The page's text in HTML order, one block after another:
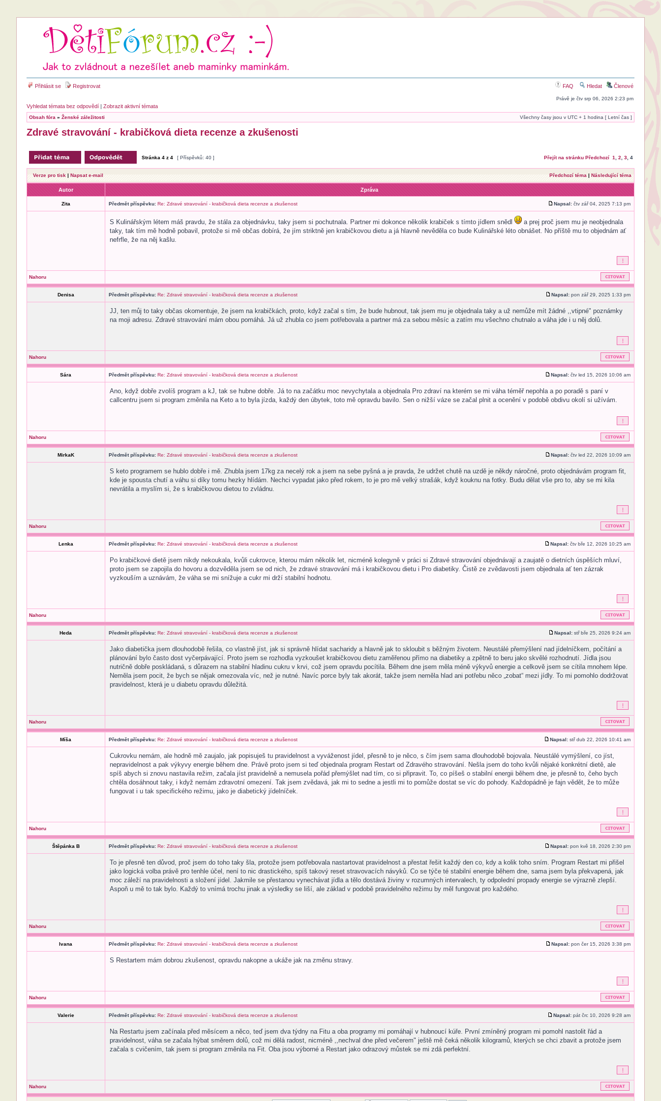
Přihlásit se Registrovat FAQ Hledat Členové
Právě je čtv srp 06, 2026 2:23 pm
Vyhledat témata bez odpovědí| Zobrazit aktivní témata
Obsah fóra » Ženské záležitosti Všechny časy jsou v UTC + 1 hodina [ Letní čas ]
Zdravé stravování - krabičková dieta recenze a zkušenosti
Stránka 4z 4 [ Příspěvků: 40 ] Přejít na stránku Předchozí 1 2 3, 4
Verze pro tisk | Napsat e-mail Předchozí téma | Následující téma
Autor Zpráva
Zita Předmět příspěvku: Re: Zdravé stravování - krabičková dieta recenze a zkušenost Napsal:čtv zář 04, 2025 7:13 pm
S Kulinářským létem máš pravdu, že stála za objednávku, taky jsem si pochutnala. Partner mi dokonce několik krabiček s tímto jídlem snědl
a prej proč jsem mu je neobjednala
taky, tak tím mě hodně pobavil, protože si mě občas dobírá, že jím striktně jen krabičkovou dietu a já hlavně nevěděla co bude Kulinářské léto obnášet. No příště mu to objednám ať
nefrfle, že na něj kašlu.
Nahoru
Denisa Předmět příspěvku: Re: Zdravé stravování - krabičková dieta recenze a zkušenost Napsal:pon zář 29, 2025 1:33 pm
JJ, ten můj to taky občas okomentuje, že jsem na krabičkách, proto, když začal s tím, že bude hubnout, tak jsem mu je objednala taky a už nemůže mít žádné ,,vtipné" poznámky
na moji adresu. Zdravé stravování mám obou pomáhá. Já už zhubla co jsem potřebovala a partner má za sebou měsíc a zatím mu všechno chutnalo a váha jde i u něj dolů.
Nahoru
Sára Předmět příspěvku: Re: Zdravé stravování - krabičková dieta recenze a zkušenost Napsal:čtv led 15, 2026 10:06 am
Ano, když dobře zvolíš program a kJ, tak se hubne dobře. Já to na začátku moc nevychytala a objednala Pro zdraví na kterém se mi váha téměř nepohla a po poradě s paní v
callcentru jsem si program změnila na Keto a to byla jízda, každý den úbytek, toto mě opravdu bavilo. Sen o nižší váze se začal plnit a ocenění v podobě obdivu okolí si užívám.
Nahoru
MirkaK Předmět příspěvku: Re: Zdravé stravování - krabičková dieta recenze a zkušenost Napsal:čtv led 22, 2026 10:09 am
S keto programem se hublo dobře i mě. Zhubla jsem 17kg za necelý rok a jsem na sebe pyšná a je pravda, že udržet chutě na uzdě je někdy náročné, proto objednávám program fit,
kde je spousta chutí a váhu si díky tomu hezky hlídám. Nechci vypadat jako před rokem, to je pro mě velký strašák, když kouknu na fotky. Budu dělat vše pro to, aby se mi kila
nevrátila a myslím si, že s krabičkovou dietou to zvládnu.
Nahoru
Lenka Předmět příspěvku: Re: Zdravé stravování - krabičková dieta recenze a zkušenost Napsal:čtv bře 12, 2026 10:25 am
Po krabičkové dietě jsem nikdy nekoukala, kvůli cukrovce, kterou mám několik let, nicméně kolegyně v práci si Zdravé stravování objednávají a zaujatě o dietních úspěších mluví,
proto jsem se zapojila do hovoru a dozvěděla jsem se od nich, že zdravé stravování má i krabičkovou dietu i Pro diabetiky. Čistě ze zvědavosti jsem objednala ať ten zázrak
vyzkouším a uznávám, že váha se mi snížuje a cukr mi drží stabilní hodnotu.
Nahoru
Heda Předmět příspěvku: Re: Zdravé stravování - krabičková dieta recenze a zkušenost Napsal:stř bře 25, 2026 9:24 am
Jako diabetička jsem dlouhodobě řešila, co vlastně jíst, jak si správně hlídat sacharidy a hlavně jak to skloubit s běžným životem. Neustálé přemýšlení nad jídelníčkem, počítání a
plánování bylo často dost vyčerpávající. Proto jsem se rozhodla vyzkoušet krabičkovou dietu zaměřenou přímo na diabetiky a zpětně to beru jako skvělé rozhodnutí. Jídla jsou
nutričně dobře poskládaná, s důrazem na stabilní hladinu cukru v krvi, což jsem opravdu pocítila. Během dne jsem měla méně výkyvů energie a celkově jsem se cítila mnohem lépe.
Neměla jsem pocit, že bych se nějak omezovala víc, než je nutné. Navíc porce byly tak akorát, takže jsem neměla hlad ani potřebu něco „zobat“ mezi jídly. To mi pomohlo dodržovat
pravidelnost, která je u diabetu opravdu důležitá.
Nahoru
Míša Předmět příspěvku: Re: Zdravé stravování - krabičková dieta recenze a zkušenost Napsal:stř dub 22, 2026 10:41 am
Cukrovku nemám, ale hodně mě zaujalo, jak popisuješ tu pravidelnost a vyváženost jídel, přesně to je něco, s čím jsem sama dlouhodobě bojovala. Neustálé vymýšlení, co jíst,
nepravidelnost a pak výkyvy energie během dne. Právě proto jsem si teď objednala program Restart od Zdravého stravování. Nešla jsem do toho kvůli nějaké konkrétní dietě, ale
spíš abych si znovu nastavila režim, začala jíst pravidelně a nemusela pořád přemýšlet nad tím, co si připravit. To, co píšeš o stabilní energii během dne, je přesně to, čeho bych
chtěla dosáhnout taky, i když nemám zdravotní omezení. Tak jsem zvědavá, jak mi to sedne a jestli mi to pomůže dostat se víc do pohody. Každopádně je fajn vědět, že to může
fungovat i u tak specifického režimu, jako je diabetický jídelníček.
Nahoru
Štěpánka B Předmět příspěvku: Re: Zdravé stravování - krabičková dieta recenze a zkušenost Napsal:pon kvě 18, 2026 2:30 pm
To je přesně ten důvod, proč jsem do toho taky šla, protože jsem potřebovala nastartovat pravidelnost a přestat řešit každý den co, kdy a kolik toho sním. Program Restart mi přišel
jako logická volba právě pro tenhle účel, není to nic drastického, spíš takový reset stravovacích návyků. Co se týče té stabilní energie během dne, sama jsem byla překvapená, jak
moc záleží na pravidelnosti a složení jídel. Jakmile se přestanou vynechávat jídla a tělo dostává živiny v rozumných intervalech, ty odpolední propady energie se výrazně zlepší.
Aspoň u mě to tak bylo. Každý to vnímá trochu jinak a výsledky se liší, ale základ v podobě pravidelného režimu by měl fungovat pro každého.
Nahoru
Ivana Předmět příspěvku: Re: Zdravé stravování - krabičková dieta recenze a zkušenost Napsal:pon čer 15, 2026 3:38 pm
S Restartem mám dobrou zkušenost, opravdu nakopne a ukáže jak na změnu stravy.
Nahoru
Valerie Předmět příspěvku: Re: Zdravé stravování - krabičková dieta recenze a zkušenost Napsal:pát črc 10, 2026 9:28 am
Na Restartu jsem začínala před měsícem a něco, teď jsem dva týdny na Fitu a oba programy mi pomáhají v hubnoucí kúře. První zmíněný program mi pomohl nastolit řád a
pravidelnost, váha se začala hýbat směrem dolů, což mi dělá radost, nicméně ,,nechval dne před večerem" ještě mě čeká několik kilogramů, kterých se chci zbavit a protože jsem
začala s cvičením, tak jsem si program změnila na Fit. Oba jsou výborné a Restart jako odrazový můstek se mi zdá perfektní.
Nahoru